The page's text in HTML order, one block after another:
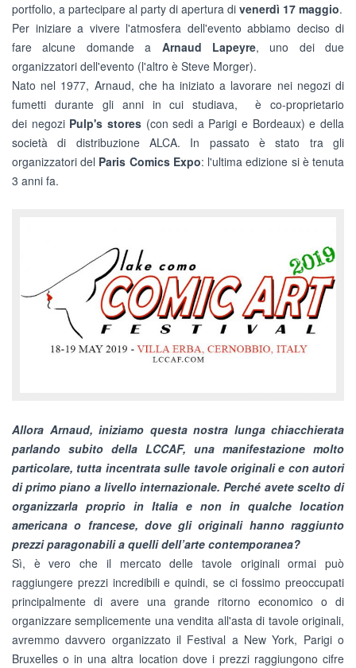
portfolio, a partecipare al party di apertura di venerdì 17 maggio.
Per iniziare a vivere l'atmosfera dell'evento abbiamo deciso di
fare alcune domande a Arnaud Lapeyre, uno dei due
organizzatori dell'evento (l'altro è Steve Morger).
Nato nel 1977, Arnaud, che ha iniziato a lavorare nei negozi di
fumetti durante gli anni in cui studiava, è co-proprietario
dei negozi Pulp's stores(con sedi a Parigi e Bordeaux) e della
società di distribuzione ALCA. In passato è stato tra gli
organizzatori del Paris Comics Expo: l'ultima edizione si è tenuta
3 anni fa.
Allora Arnaud, iniziamo questa nostra lunga chiacchierata
parlando subito della LCCAF, una manifestazione molto
particolare, tutta incentrata sulle tavole originali e con autori
di primo piano a livello internazionale. Perché avete scelto di
organizzarla proprio in Italia e non in qualche location
americana o francese, dove gli originali hanno raggiunto
prezzi paragonabili a quelli dell’arte contemporanea?
Sì, è vero che il mercato delle tavole originali ormai può
raggiungere prezzi incredibili e quindi, se ci fossimo preoccupati
principalmente di avere una grande ritorno economico o di
organizzare semplicemente una vendita all'asta di tavole originali,
avremmo davvero organizzato il Festival a New York, Parigi o
Bruxelles o in una altra location dove i prezzi raggiungono cifre